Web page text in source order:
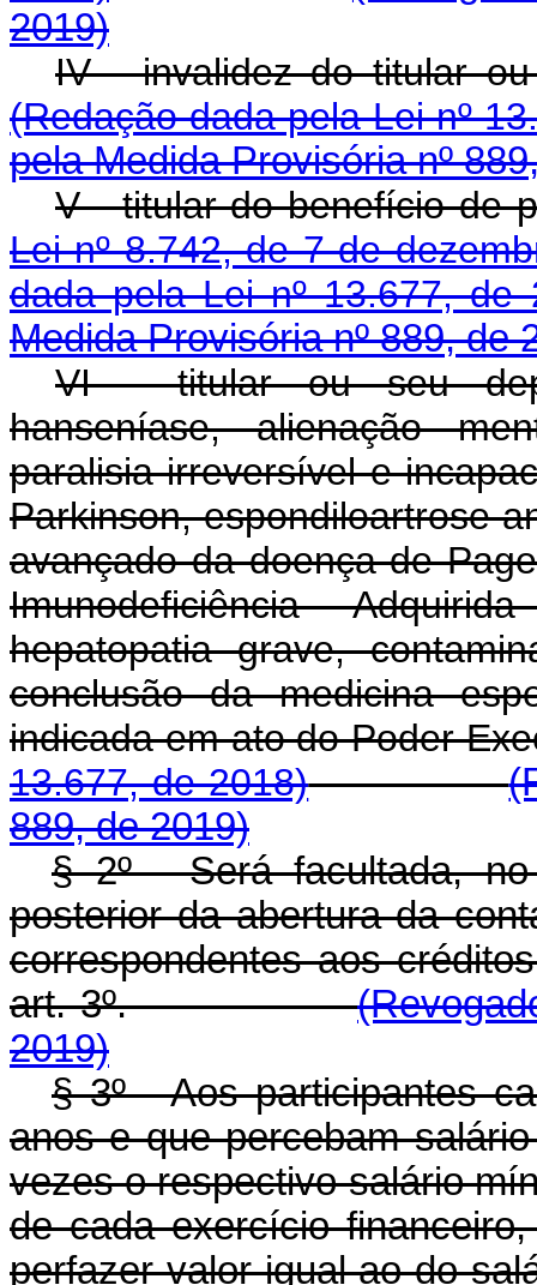
2019)
IV - invalidez do
(Redação dada pela Lei nº
pela Medida Provisória nº
V - titular do benefício de
Lei nº 8.742, de 7 de
dada pela Lei nº 13.677, de
Medida Provisória nº 889, de
VI - titular ou seu
hanseníase, alienação
paralisia irreversível e
Parkinson, espondiloartrose
avançado da doença de
Imunodeficiência
hepatopatia grave,
conclusão da medicina
indicada em ato do
13.677, de 2018)
889, de 2019)
§ 2º - Será facultada,
posterior da abertura da
correspondentes aos
art. 3º.
2019)
§ 3º - Aos participantes
anos e que percebam
vezes o respectivo salário
de cada exercício
perfazer valor igual ao do